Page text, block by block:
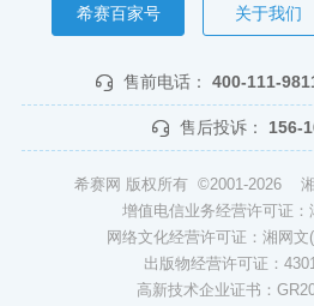
希赛百家号 关于我们
售前电话： 400-111-
售后投诉： 156-
希赛网 版权所有 ©2001-2026
增值电信业务经营许可证：
网络文化经营许可证：湘网文
出版物经营许可证：
高新技术企业证书：